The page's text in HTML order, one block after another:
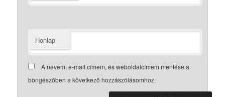
Honlap
A nevem, e-mail címem, és weboldalcímem mentése a
böngészőben a következő hozzászólásomhoz.